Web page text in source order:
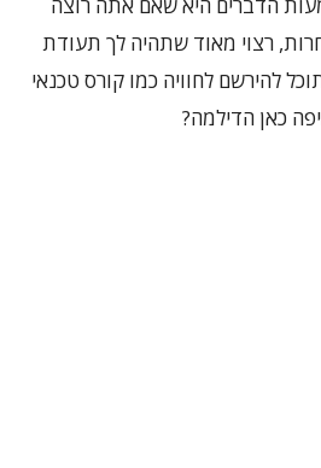
הדברים היא שאם אתה רוצה
רצוי מאוד שתהיה לך תעודת
להירשם לחוויה כמו קורס טכנאי
כאן הדילמה?